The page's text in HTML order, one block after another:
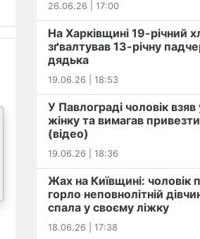
26.06.26 | 17:00
На Харківщині 19-річний
️зґвалтував 13-річну
дядька
19.06.26 | 18:53
У Павлограді чоловік взяв
жінку та вимагав
(відео)
19.06.26 | 18:36
Жах на Київщині: чоловік
горло неповнолітній
спала у своєму ліжку
18.06.26 | 17:38